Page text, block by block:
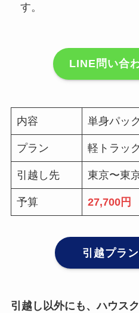
す。
LINE問い合
内容 単身パック
プラン 軽トラッ
引越し先 東京〜東
予算 27,700円
引越プラ
引越し以外にも、ハウス